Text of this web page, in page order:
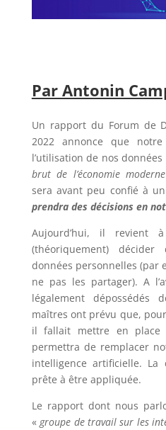
Par Antonin
Un rapport du Forum de
2022 annonce que
l’utilisation de nos
brut de l’économie moderne
sera avant peu confié à
prendra des décisions en
Aujourd’hui, il revient
(théoriquement)
données personnelles (par
ne pas les partager). A
légalement dépossédés
maîtres ont prévu que,
il fallait mettre en place
permettra de remplacer
intelligence artificielle.
prête à être appliquée.
Le rapport dont nous
«groupe de travail sur les